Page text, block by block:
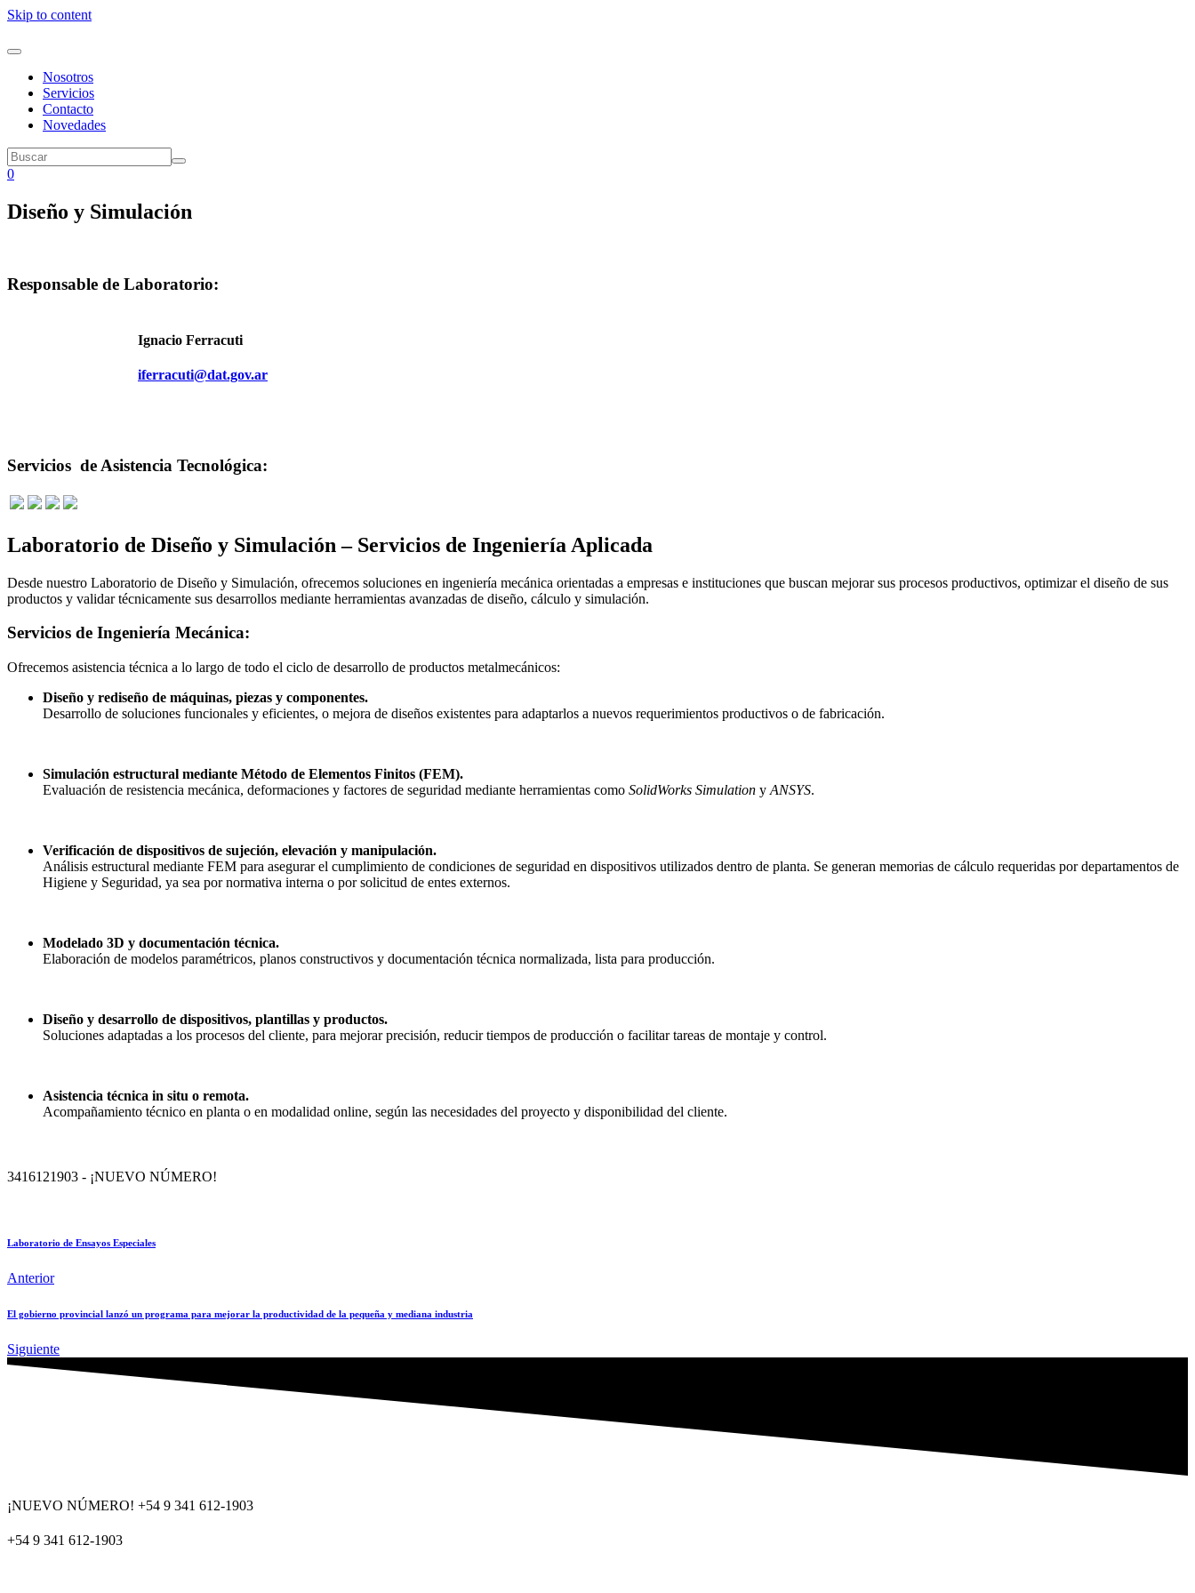
Skip to content
Nosotros
Servicios
Contacto
Novedades
0
Diseño y Simulación
Responsable de Laboratorio:
Ignacio Ferracuti
iferracuti@dat.gov.ar
Servicios de Asistencia Tecnológica:
Laboratorio de Diseño y Simulación – Servicios de Ingeniería Aplicada
Desde nuestro Laboratorio de Diseño y Simulación, ofrecemos soluciones en ingeniería mecánica orientadas a empresas e instituciones que buscan mejorar sus procesos productivos, optimizar el diseño de sus
productos y validar técnicamente sus desarrollos mediante herramientas avanzadas de diseño, cálculo y simulación.
Servicios de Ingeniería Mecánica:
Ofrecemos asistencia técnica a lo largo de todo el ciclo de desarrollo de productos metalmecánicos:
Diseño y rediseño de máquinas, piezas y componentes.
Desarrollo de soluciones funcionales y eficientes, o mejora de diseños existentes para adaptarlos a nuevos requerimientos productivos o de fabricación.
Simulación estructural mediante Método de Elementos Finitos (FEM).
Evaluación de resistencia mecánica, deformaciones y factores de seguridad mediante herramientas como SolidWorks Simulation y ANSYS.
Verificación de dispositivos de sujeción, elevación y manipulación.
Análisis estructural mediante FEM para asegurar el cumplimiento de condiciones de seguridad en dispositivos utilizados dentro de planta. Se generan memorias de cálculo requeridas por departamentos de
Higiene y Seguridad, ya sea por normativa interna o por solicitud de entes externos.
Modelado 3D y documentación técnica.
Elaboración de modelos paramétricos, planos constructivos y documentación técnica normalizada, lista para producción.
Diseño y desarrollo de dispositivos, plantillas y productos.
Soluciones adaptadas a los procesos del cliente, para mejorar precisión, reducir tiempos de producción o facilitar tareas de montaje y control.
Asistencia técnica in situ o remota.
Acompañamiento técnico en planta o en modalidad online, según las necesidades del proyecto y disponibilidad del cliente.
3416121903 - ¡NUEVO NÚMERO!
Laboratorio de Ensayos Especiales
Anterior
El gobierno provincial lanzó un programa para mejorar la productividad de la pequeña y mediana industria
Siguiente
¡NUEVO NÚMERO! +54 9 341 612-1903
+54 9 341 612-1903